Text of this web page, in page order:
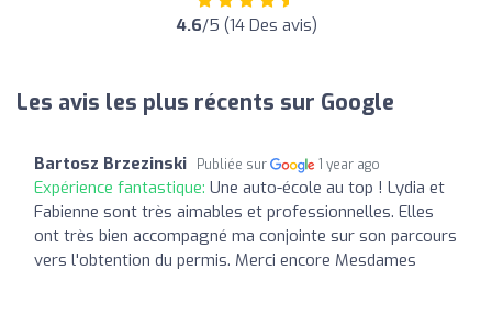
4.6/5 (14 Des avis)
Les avis les plus récents sur Google
Bartosz Brzezinski Publiée sur 1 year ago
Expérience fantastique: Une auto-école au top ! Lydia et
Fabienne sont très aimables et professionnelles. Elles
ont très bien accompagné ma conjointe sur son parcours
vers l'obtention du permis. Merci encore Mesdames